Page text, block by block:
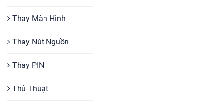
Thay Màn Hình
Thay Nút Nguồn
Thay PIN
Thủ Thuật